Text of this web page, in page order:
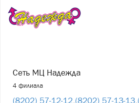
Сеть МЦ Надежда
4 филиала
(8202) 57-12-12 (8202) 57-13-13